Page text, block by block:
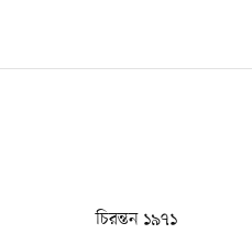
চিরন্তন ১৯৭১